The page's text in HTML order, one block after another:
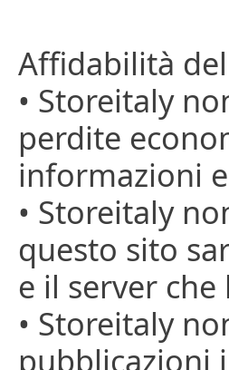
Affidabilità
• Storeitaly
perdite
informazioni
• Storeitaly
questo sito
e il server
• Storeitaly
pubblicazioni